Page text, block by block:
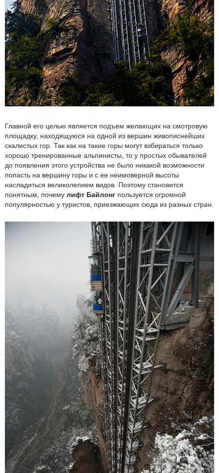
Главной его целью является подъем желающих на смотровую
площадку, находящуюся на одной из вершин живописнейших
скалистых гор. Так как на такие горы могут взбираться только
хорошо тренированные альпинисты, то у простых обывателей
до появления этого устройства не было никакой возможности
попасть на вершину горы и с ее неимоверной высоты
насладиться великолепием видов. Поэтому становится
понятным, почему лифт Байлонг пользуется огромной
популярностью у туристов, приезжающих сюда из разных стран.